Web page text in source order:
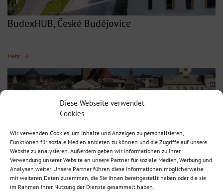
Diese Webseite verwendet
Cookies
Wir verwenden Cookies, um Inhalte und Anzeigen zu personalisieren,
Funktionen für soziale Medien anbieten zu können und die Zugriffe auf unsere
Website zu analysieren. Außerdem geben wir Informationen zu Ihrer
Verwendung unserer Website an unsere Partner für soziale Medien, Werbung und
Analysen weiter. Unsere Partner führen diese Informationen möglicherweise
mit weiteren Daten zusammen, die Sie ihnen bereitgestellt haben oder die sie
im Rahmen Ihrer Nutzung der Dienste gesammelt haben.
BudexHUB, České Budějovice
Mehr
Aufstockung auf einem 100 Jahre alten Gebäude,